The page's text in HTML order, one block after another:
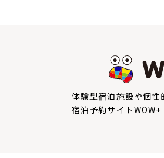
体験型宿泊施設や個性
宿泊予約サイトWOW+